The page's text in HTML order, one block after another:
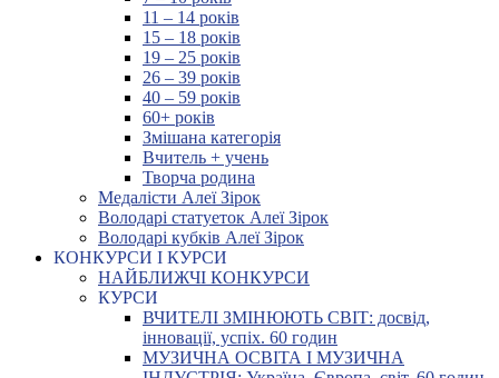
11 – 14 років
15 – 18 років
19 – 25 років
26 – 39 років
40 – 59 років
60+ років
Змішана категорія
Вчитель + учень
Творча родина
Медалісти Алеї Зірок
Володарі статуеток Алеї Зірок
Володарі кубків Алеї Зірок
КОНКУРСИ І КУРСИ
НАЙБЛИЖЧІ КОНКУРСИ
КУРСИ
ВЧИТЕЛІ ЗМІНЮЮТЬ СВІТ: досвід,
інновації, успіх. 60 годин
МУЗИЧНА ОСВІТА І МУЗИЧНА